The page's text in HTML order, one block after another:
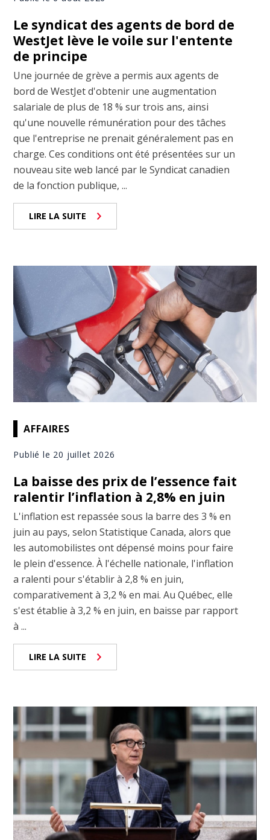
Le syndicat des agents de bord de
WestJet lève le voile sur l'entente
de principe
Une journée de grève a permis aux agents de
bord de WestJet d'obtenir une augmentation
salariale de plus de 18 % sur trois ans, ainsi
qu'une nouvelle rémunération pour des tâches
que l'entreprise ne prenait généralement pas en
charge. Ces conditions ont été présentées sur un
nouveau site web lancé par le Syndicat canadien
de la fonction publique, ...
LIRE LA SUITE
AFFAIRES
Publié le 20 juillet 2026
La baisse des prix de l’essence fait
ralentir l’inflation à 2,8% en juin
L'inflation est repassée sous la barre des 3 % en
juin au pays, selon Statistique Canada, alors que
les automobilistes ont dépensé moins pour faire
le plein d'essence. À l'échelle nationale, l'inflation
a ralenti pour s'établir à 2,8 % en juin,
comparativement à 3,2 % en mai. Au Québec, elle
s'est établie à 3,2 % en juin, en baisse par rapport
à ...
LIRE LA SUITE